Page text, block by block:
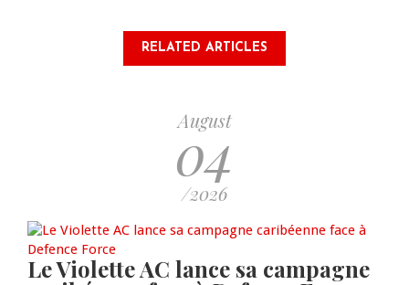
RELATED ARTICLES
August
04
/2026
Le Violette AC lance sa campagne